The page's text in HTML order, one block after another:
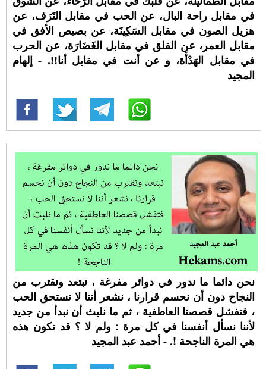
في مقابل راحة البال، عن الحب في مقابل التَرَف، عن
هزيل الصون في مقابل السَكِينَة، عن بصيص الأفق في
مقابل العمر، عن القلق في مقابل الغَضَارَة، عن الحرب
في مقابل الهَدْأَة، و عن أنت في مقابل أنا!!. - إلهام
المجيد
نحن دائما ما ندور في دوائر مفرغة ، نبتعد ونقترب من
النجاح دون أن نحسم قرارنا ، نشعر أننا لا نستحق الحب
، فتفشل قصصنا العاطفية ، ثم ما نلبث أن نبدأ من جديد
لأننا نسأل أنفسنا في كل مرة : ولم لا ؟ قد تكون هذه
هي المرة الناجحة !. - أحمد عبد المجيد